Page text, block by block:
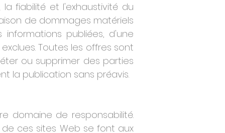
fiabilité et l'exhaustivité du
de dommages matériels
publiées, d'une
Toutes les offres sont
ou supprimer des parties
la publication sans préavis.
domaine de responsabilité.
ces sites Web se font aux